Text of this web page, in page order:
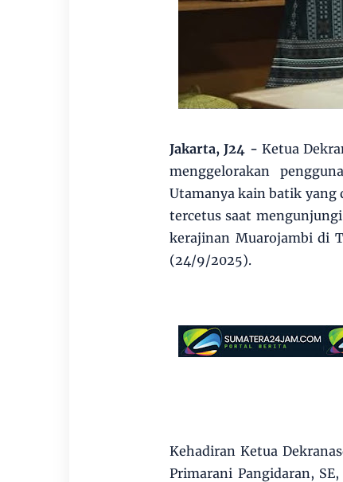
Jakarta, J24 - Ketua
menggelorakan
Utamanya kain batik
tercetus saat
kerajinan Muarojambi di
(24/9/2025).
Kehadiran Ketua
Primarani Pangidaran,